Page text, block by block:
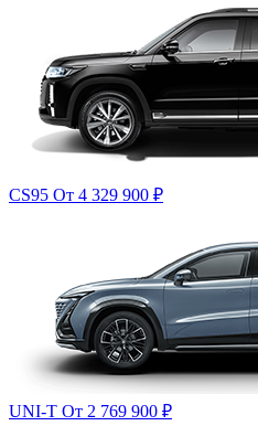
CS95 От 4 329 900 ₽
UNI-T От 2 769 900 ₽